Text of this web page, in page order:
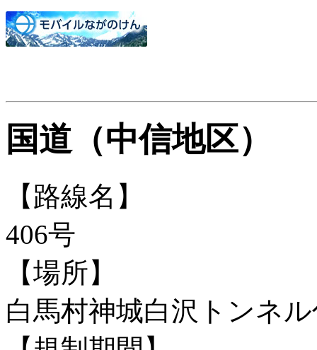
国道（中信地区）
【路線名】
406号
【場所】
白馬村神城白沢トンネ